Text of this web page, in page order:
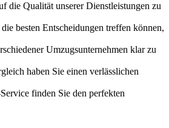
die Qualität unserer Dienstleistungen zu
besten Entscheidungen treffen können,
Umzugsunternehmen klar zu
haben Sie einen verlässlichen
finden Sie den perfekten